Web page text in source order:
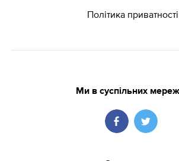
Політика приватності
Ми в суспільних